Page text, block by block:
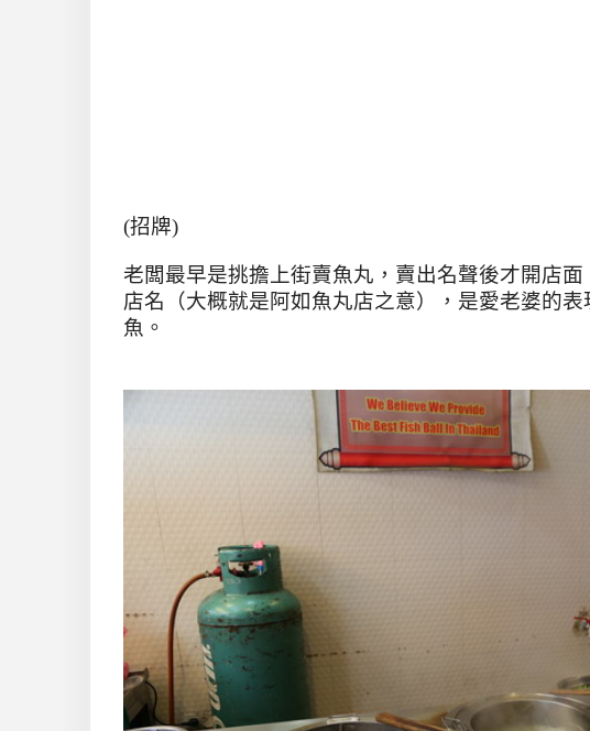
(招牌)
老闆最早是挑擔上街賣魚丸，賣出名聲後才開店面
店名（大概就是阿如魚丸店之意），是愛老婆的
魚。